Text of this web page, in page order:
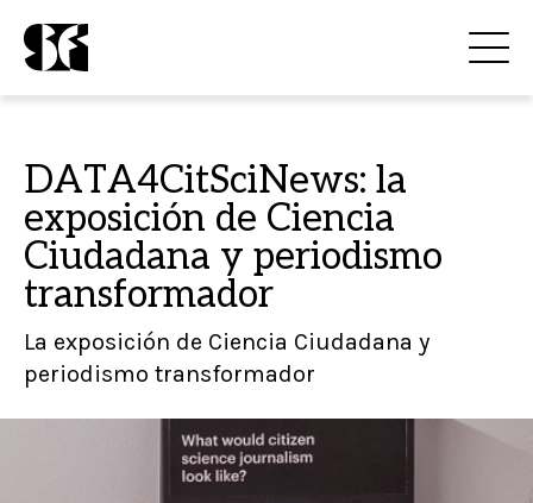
DATA4CitSciNews: la
exposición de Ciencia
Ciudadana y periodismo
transformador
La exposición de Ciencia Ciudadana y
periodismo transformador